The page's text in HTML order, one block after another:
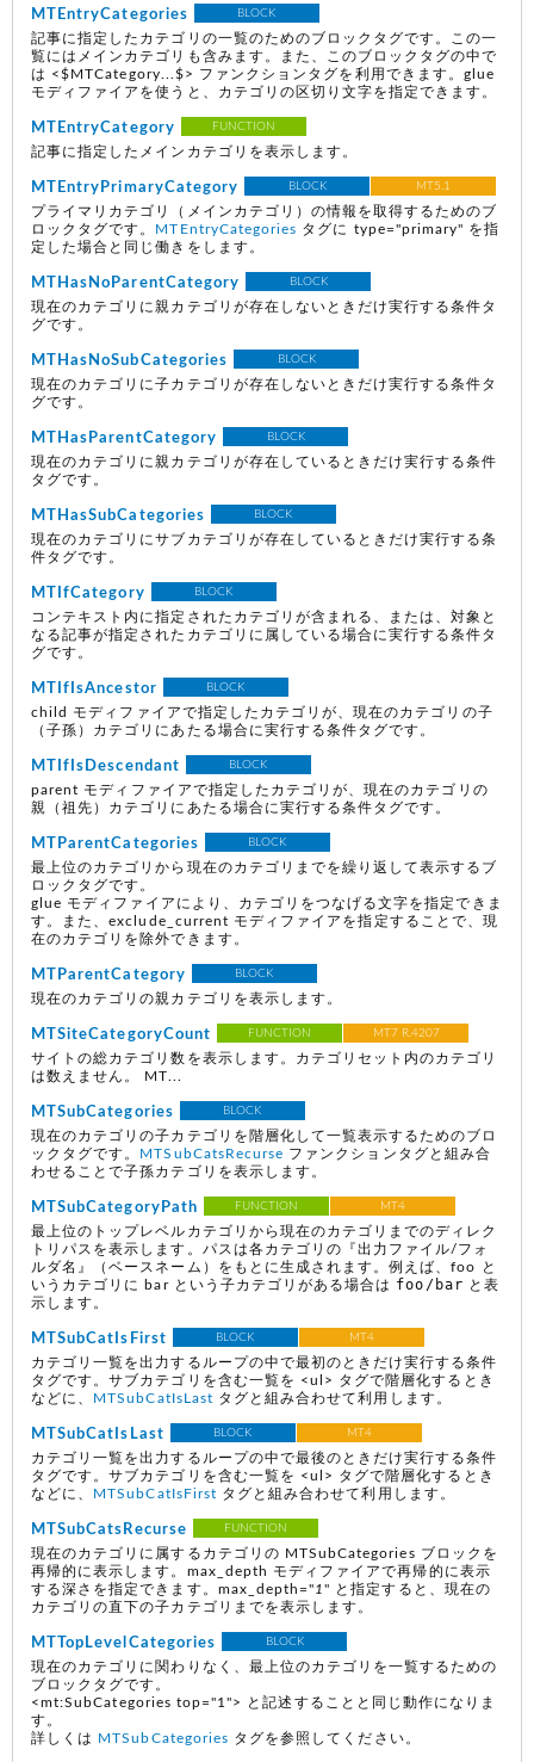
MTEntryCategories BLOCK
記事に指定したカテゴリの一覧のためのブロックタグです。この一
覧にはメインカテゴリも含みます。また、このブロックタグの中で
は <$MTCategory...$> ファンクションタグを利用できます。glue
モディファイアを使うと、カテゴリの区切り文字を指定できます。
MTEntryCategory FUNCTION
記事に指定したメインカテゴリを表示します。
MTEntryPrimaryCategory BLOCK MT5.1
プライマリカテゴリ（メインカテゴリ）の情報を取得するためのブ
ロックタグです。
MTEntryCategories タグに type="primary" を指
定した場合と同じ働きをします。
MTHasNoParentCategory BLOCK
現在のカテゴリに親カテゴリが存在しないときだけ実行する条件タ
グです。
MTHasNoSubCategories BLOCK
現在のカテゴリに子カテゴリが存在しないときだけ実行する条件タ
グです。
MTHasParentCategory BLOCK
現在のカテゴリに親カテゴリが存在しているときだけ実行する条件
タグです。
MTHasSubCategories BLOCK
現在のカテゴリにサブカテゴリが存在しているときだけ実行する条
件タグです。
MTIfCategory BLOCK
コンテキスト内に指定されたカテゴリが含まれる、または、対象と
なる記事が指定されたカテゴリに属している場合に実行する条件タ
グです。
MTIfIsAncestor BLOCK
child モディファイアで指定したカテゴリが、現在のカテゴリの子
（子孫）カテゴリにあたる場合に実行する条件タグです。
MTIfIsDescendant BLOCK
parent モディファイアで指定したカテゴリが、現在のカテゴリの
親（祖先）カテゴリにあたる場合に実行する条件タグです。
MTParentCategories BLOCK
最上位のカテゴリから現在のカテゴリまでを繰り返して表示するブ
ロックタグです。
glue モディファイアにより、カテゴリをつなげる文字を指定できま
す。また、exclude_current モディファイアを指定することで、現
在のカテゴリを除外できます。
MTParentCategory BLOCK
現在のカテゴリの親カテゴリを表示します。
MTSiteCategoryCount FUNCTION MT7 R.4207
サイトの総カテゴリ数を表示します。カテゴリセット内のカテゴリ
は数えません。 MT...
MTSubCategories BLOCK
現在のカテゴリの子カテゴリを階層化して一覧表示するためのブロ
ックタグです。
MTSubCatsRecurse ファンクションタグと組み合
わせることで子孫カテゴリを表示します。
MTSubCategoryPath FUNCTION MT4
最上位のトップレベルカテゴリから現在のカテゴリまでのディレク
トリパスを表示します。パスは各カテゴリの『出力ファイル/フォ
ルダ名』（ベースネーム）をもとに生成されます。例えば、foo と
いうカテゴリに bar という子カテゴリがある場合は foo/bar と表
示します。
MTSubCatIsFirst BLOCK MT4
カテゴリ一覧を出力するループの中で最初のときだけ実行する条件
タグです。サブカテゴリを含む一覧を <ul> タグで階層化するとき
などに、
MTSubCatIsLast タグと組み合わせて利用します。
MTSubCatIsLast BLOCK MT4
カテゴリ一覧を出力するループの中で最後のときだけ実行する条件
タグです。サブカテゴリを含む一覧を <ul> タグで階層化するとき
などに、
MTSubCatIsFirst タグと組み合わせて利用します。
MTSubCatsRecurse FUNCTION
現在のカテゴリに属するカテゴリの MTSubCategories ブロックを
再帰的に表示します。max_depth モディファイアで再帰的に表示
する深さを指定できます。max_depth="1" と指定すると、現在の
カテゴリの直下の子カテゴリまでを表示します。
MTTopLevelCategories BLOCK
現在のカテゴリに関わりなく、最上位のカテゴリを一覧するための
ブロックタグです。
<mt:SubCategories top="1"> と記述することと同じ動作になりま
す。
詳しくは
MTSubCategories タグを参照してください。